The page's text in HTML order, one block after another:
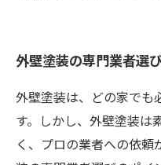
外壁塗装の専門業者選
外壁塗装は、どの家でも
す。しかし、外壁塗装は
く、プロの業者への依頼